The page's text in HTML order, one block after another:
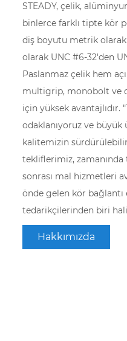
STEADY, çelik,
binlerce farklı tipte kör
diş boyutu metrik olarak
olarak UNC #6-32'den
Paslanmaz çelik hem
multigrip, monobolt ve
için yüksek avantajlıdır.
odaklanıyoruz ve
kalitemizin
tekliflerimiz, zamanında
sonrası mal hizmetleri
önde gelen kör bağlantı
tedarikçilerinden biri
Hakkımızda